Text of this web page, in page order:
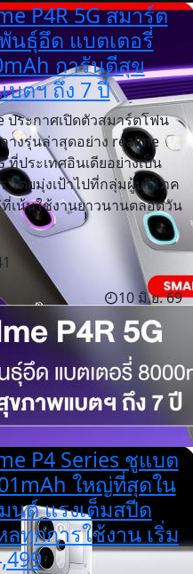
P4R 5G สมาร์ต
นธุ์อึด แบตเตอรี่
การันตีสุข
ตฯ ถึง 7 ปี
ประกาศเปิดตัวสมาร์ตโฟน
างรุ่นล่าสุดอย่าง realme
ที่ประเทศอินเดียอย่างเป็น
โดยมุ่งเป้าไปที่กลุ่มผู้บริโภค
เน้นใช้งานยาวนานตลอดวัน
10 มิ.ย. 69
P4 Series ชูแบต
ใหญ่ที่สุดใน
นต์ แรงเต็มสปีด
ทุกการใช้งาน เริ่ม